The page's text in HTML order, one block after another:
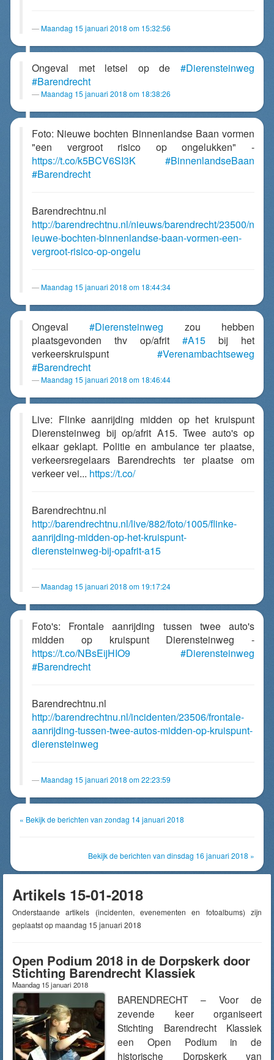
Maandag 15 januari 2018 om 15:32:56
Ongeval met letsel op de #Dierensteinweg
#Barendrecht
Maandag 15 januari 2018 om 18:38:26
Foto: Nieuwe bochten Binnenlandse Baan vormen
"een vergroot risico op ongelukken" -
https://t.co/k5BCV6SI3K
#BinnenlandseBaan
#Barendrecht
Barendrechtnu.nl
http://barendrechtnu.nl/nieuws/barendrecht/23500/n
ieuwe-bochten-binnenlandse-baan-vormen-een-
vergroot-risico-op-ongelu
Maandag 15 januari 2018 om 18:44:34
Ongeval#Dierensteinweg zou hebben
plaatsgevonden thv op/afrit #A15 bij het
verkeerskruispunt #Verenambachtseweg
#Barendrecht
Maandag 15 januari 2018 om 18:46:44
Live: Flinke aanrijding midden op het kruispunt
Dierensteinweg bij op/afrit A15. Twee auto's op
elkaar geklapt. Politie en ambulance ter plaatse,
verkeersregelaars Barendrechts ter plaatse om
verkeer vei... https://t.co/
Barendrechtnu.nl
http://barendrechtnu.nl/live/882/foto/1005/flinke-
aanrijding-midden-op-het-kruispunt-
dierensteinweg-bij-opafrit-a15
Maandag 15 januari 2018 om 19:17:24
Foto's: Frontale aanrijding tussen twee auto's
midden op kruispunt Dierensteinweg -
https://t.co/NBsEijHIO9
#Dierensteinweg
#Barendrecht
Barendrechtnu.nl
http://barendrechtnu.nl/incidenten/23506/frontale-
aanrijding-tussen-twee-autos-midden-op-kruispunt-
dierensteinweg
Maandag 15 januari 2018 om 22:23:59
« Bekijk de berichten van zondag 14 januari 2018
Bekijk de berichten van dinsdag 16 januari 2018 »
Artikels 15-01-2018
Onderstaande artikels (incidenten, evenementen en fotoalbums) zijn
geplaatst op maandag 15 januari 2018
Open Podium 2018 in de Dorpskerk door
Stichting Barendrecht Klassiek
Maandag 15 januari 2018
BARENDRECHT – Voor de
zevende keer organiseert
Stichting Barendrecht Klassiek
een Open Podium in de
historische Dorpskerk van